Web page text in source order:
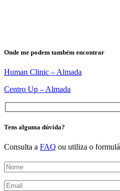
Onde me podem também encontrar
Human Clinic – Almada
Centro Up – Almada
Tens alguma dúvida?
Consulta a FAQ ou utiliza o